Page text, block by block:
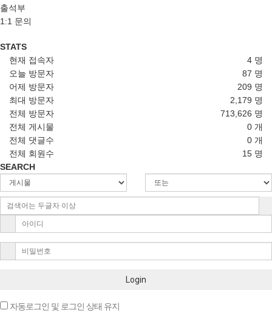
출석부
1:1 문의
STATS
4 명
현재 접속자
87 명
오늘 방문자
209 명
어제 방문자
2,179 명
최대 방문자
713,626 명
전체 방문자
0 개
전체 게시물
0 개
전체 댓글수
15 명
전체 회원수
SEARCH
Login
자동로그인 및 로그인 상태 유지